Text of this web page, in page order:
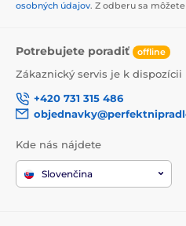
osobných údajov. Z odberu sa
Potrebujete poradiť offline
Zákaznický servis je k dispozícii
+420 731 315 486
Kde nás nájdete
Slovenčina